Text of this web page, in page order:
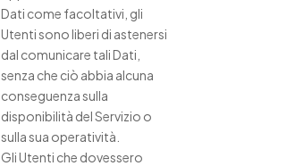
Dati come facoltativi, gli
Utenti sono liberi di astenersi
dal comunicare tali Dati,
senza che ciò abbia alcuna
conseguenza sulla
disponibilità del Servizio o
sulla sua operatività.
Gli Utenti che dovessero